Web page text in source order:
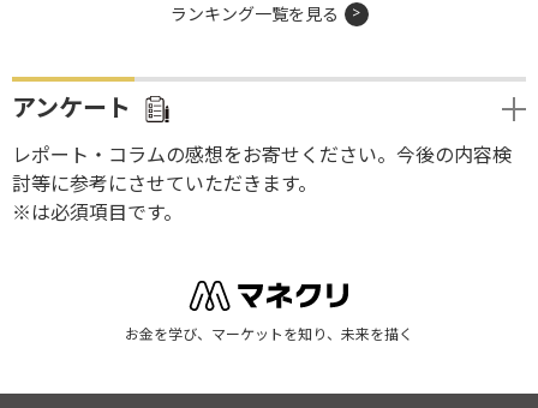
ランキング一覧を見る
アンケート
レポート・コラムの感想をお寄せください。今後の内容検
討等に参考にさせていただきます。
※は必須項目です。
お金を学び、マーケットを知り、未来を描く